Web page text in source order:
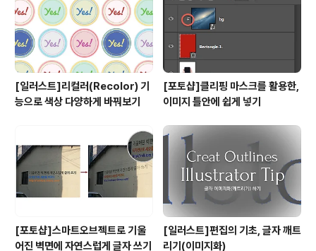
[일러스트]리컬러(Recolor) 기
능으로 색상 다양하게 바꿔보기
[포토샵]클리핑 마스크를 활용한,
이미지 틀안에 쉽게 넣기
[포토샵]스마트오브젝트로 기울
어진 벽면에 자연스럽게 글자 쓰기
[일러스트]편집의 기초, 글자 깨트
리기(이미지화)